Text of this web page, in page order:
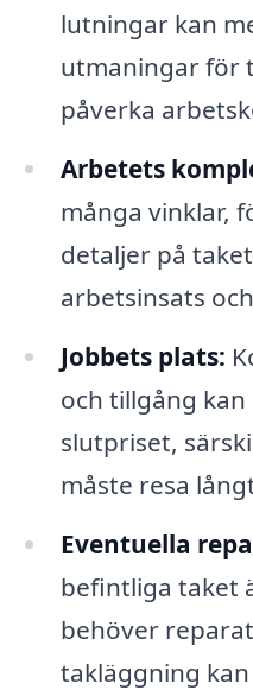
lutningar kan
utmaningar för
påverka
Arbetets
många vinklar,
detaljer på
arbetsinsats
Jobbets plats:
och tillgång kan
slutpriset,
måste resa
Eventuella
befintliga taket
behöver
takläggning